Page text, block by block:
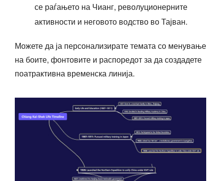
се раѓањето на Чианг, револуционерните
активности и неговото водство во Тајван.
Можете да ја персонализирате темата со менување
на боите, фонтовите и распоредот за да создадете
поатрактивна временска линија.